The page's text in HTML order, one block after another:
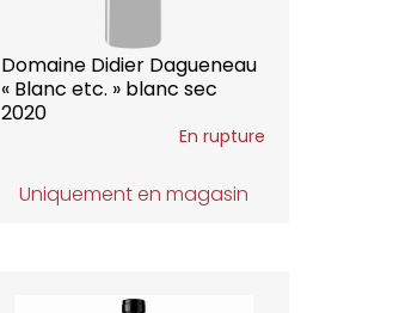
Domaine Didier Dagueneau
« Blanc etc. » blanc sec
2020
En rupture
Uniquement en magasin